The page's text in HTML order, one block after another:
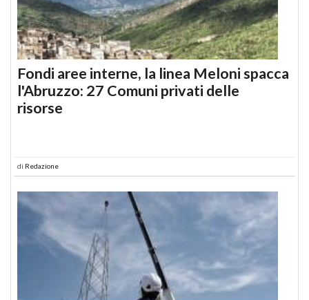
Fondi aree interne, la linea Meloni spacca
l'Abruzzo: 27 Comuni privati delle
risorse
di Redazione